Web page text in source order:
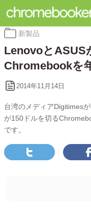
カ
ゴ
リ
新製品
LenovoとASUS
Chromebookを
2014年11月14日
台湾のメディアDigitimes
が150ドルを切る
です。